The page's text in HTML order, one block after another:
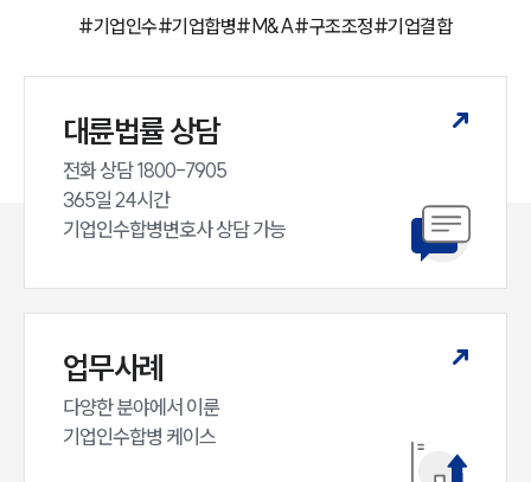
글로벌 파트너 로펌
통합검색
업무사례
주요 업무사례
사례분석/최신동향
법률지식인
고객후기
M&A센터 업무
#기업인수#기업합병# M&A#구조조정#기업결합
대륜법률 상담
전화 상담 1800-7905
365일 24시간
기업인수합병변호사 상담 가능
업무사례
다양한 분야에서 이룬
기업인수합병 케이스